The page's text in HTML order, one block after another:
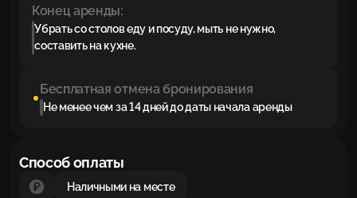
Конец аренды:
Убрать со столов еду и посуду, мыть не нужно,
составить на кухне.
Бесплатная отмена бронирования
Не менее чем за 14 дней до даты начала аренды
Способ оплаты
Наличными на месте